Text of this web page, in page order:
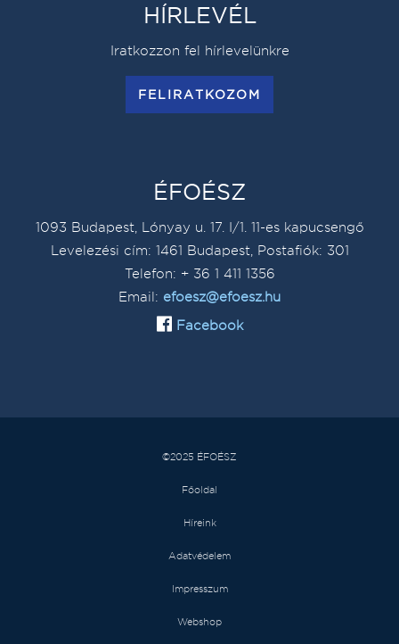
HÍRLEVÉL
Iratkozzon fel hírlevelünkre
FELIRATKOZOM
ÉFOÉSZ
1093 Budapest, Lónyay u. 17. I/1. 11-es kapucsengő
Levelezési cím: 1461 Budapest, Postafiók: 301
Telefon: + 36 1 411 1356
Email: efoesz@efoesz.hu
Facebook
©2025 ÉFOÉSZ
Főoldal
Híreink
Adatvédelem
Impresszum
Webshop